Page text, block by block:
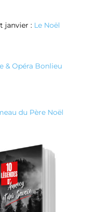
janvier : Le Noël
& Opéra Bonlieu
du Père Noël